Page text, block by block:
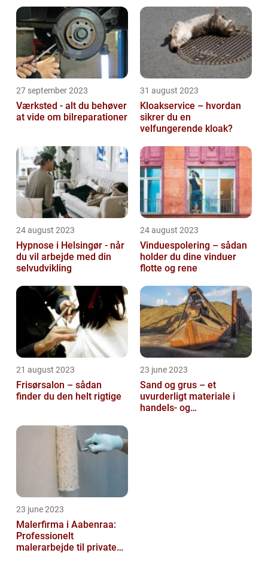
27 september 2023
Værksted - alt du behøver
at vide om bilreparationer
31 august 2023
Kloakservice – hvordan
sikrer du en
velfungerende kloak?
24 august 2023
Hypnose i Helsingør - når
du vil arbejde med din
selvudvikling
24 august 2023
Vinduespolering – sådan
holder du dine vinduer
flotte og rene
21 august 2023
Frisørsalon – sådan
finder du den helt rigtige
23 june 2023
Sand og grus – et
uvurderligt materiale i
handels- og
23 june 2023
Malerfirma i Aabenraa:
Professionelt
malerarbejde til private